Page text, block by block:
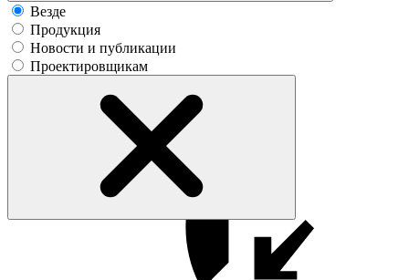
Везде
Продукция
Новости и публикации
Проектировщикам